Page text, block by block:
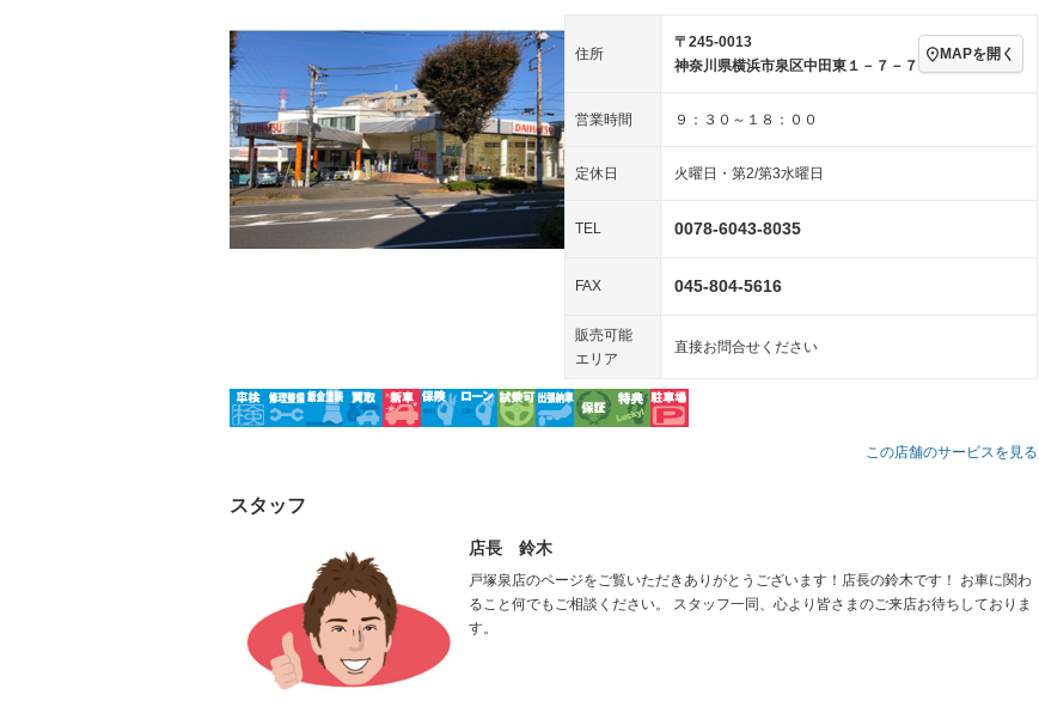
装備略号／用語解説
－ － パワーシート 3列シート ベンチシート
－ フルフラットシート － チップアップシート
－ シートヒーター － ウォークスルー
－ フロントカメラ － シートエアコン 全周囲カメラ
－ ルーフレール エアサスペンション
住所
〒245-0013
神奈川県横浜市泉区中田東１－７－７
MAPを開く
営業時間 ９：３０～１８：００
定休日 火曜日・第2/第3水曜日
TEL 0078-6043-8035
FAX 045-804-5616
販売可能
エリア
直接お問合せください
この店舗のサービスを見る
スタッフ
店長 鈴木
戸塚泉店のページをご覧いただきありがとうございます！店長の鈴木です！ お車に関わ
ること何でもご相談ください。 スタッフ一同、心より皆さまのご来店お待ちしておりま
す。